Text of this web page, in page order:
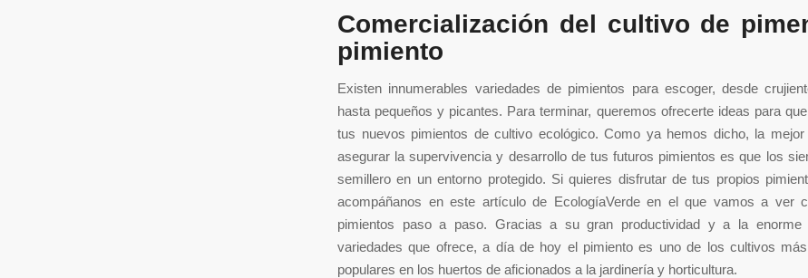
Comercialización del cultivo de
pimiento
Existen innumerables variedades de pimientos para escoger, desde
hasta pequeños y picantes. Para terminar, queremos ofrecerte ideas para
tus nuevos pimientos de cultivo ecológico. Como ya hemos dicho, la mejor
asegurar la supervivencia y desarrollo de tus futuros pimientos es que los
semillero en un entorno protegido. Si quieres disfrutar de tus propios
acompáñanos en este artículo de EcologíaVerde en el que vamos a ver
pimientos paso a paso. Gracias a su gran productividad y a la enorme
variedades que ofrece, a día de hoy el pimiento es uno de los cultivos
populares en los huertos de aficionados a la jardinería y horticultura.